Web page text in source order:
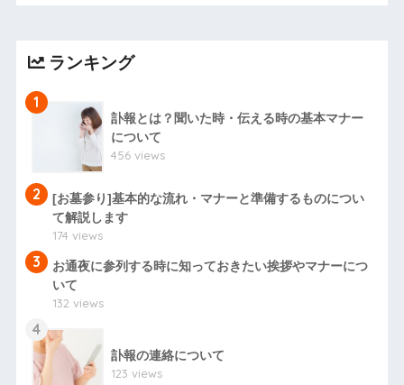
ランキング
1
訃報とは？聞いた時・伝える時の基本マナー
について
456 views
2
[お墓参り]基本的な流れ・マナーと準備するものについ
て解説します
174 views
3
お通夜に参列する時に知っておきたい挨拶やマナーにつ
いて
132 views
4
訃報の連絡について
123 views